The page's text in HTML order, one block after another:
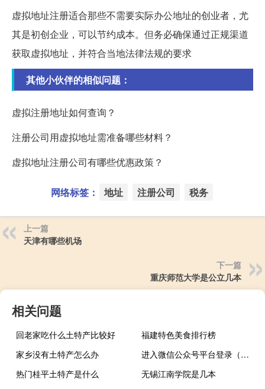
虚拟地址注册适合那些不需要实际办公地址的创业者，尤
其是初创企业，可以节约成本。但务必确保通过正规渠道
获取虚拟地址，并符合当地法律法规的要求
其他小伙伴的相似问题：
虚拟注册地址如何查询？
注册公司用虚拟地址需准备哪些材料？
虚拟地址注册公司有哪些优惠政策？
网络标签： 地址 注册公司 税务
上一篇
天津有哪些机场
下一篇
重庆师范大学是公立几本
相关问题
回老家吃什么土特产比较好
福建特色美食排行榜
家乡没有土特产怎么办
进入微信公众号平台登录（微信公众号平台登陆）
热门桂平土特产是什么
无锡江南学院是几本